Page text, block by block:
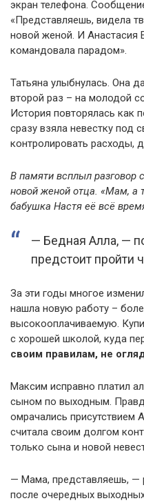
экран телефона.
«Представляешь, видела
новой женой. И Анастасия
командовала парадом».
Татьяна улыбнулась. Она
второй раз – на молодой
История повторялась как
сразу взяла невестку под
контролировать расходы,
В памяти всплыл разговор
новой женой отца. «Мам, а
бабушка Настя её всё
— Бедная Алла, —
предстоит пройти
За эти годы многое
нашла новую работу –
высокооплачиваемую.
с хорошей школой, куда
своим правилам, не
Максим исправно платил
сыном по выходным.
омрачались присутствием
считала своим долгом
только сына и новой
— Мама, представляешь, —
после очередных